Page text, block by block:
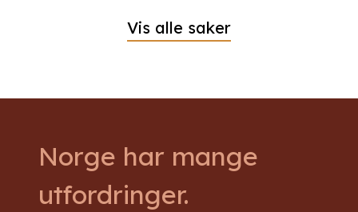
Vis alle saker
Norge har mange
utfordringer.